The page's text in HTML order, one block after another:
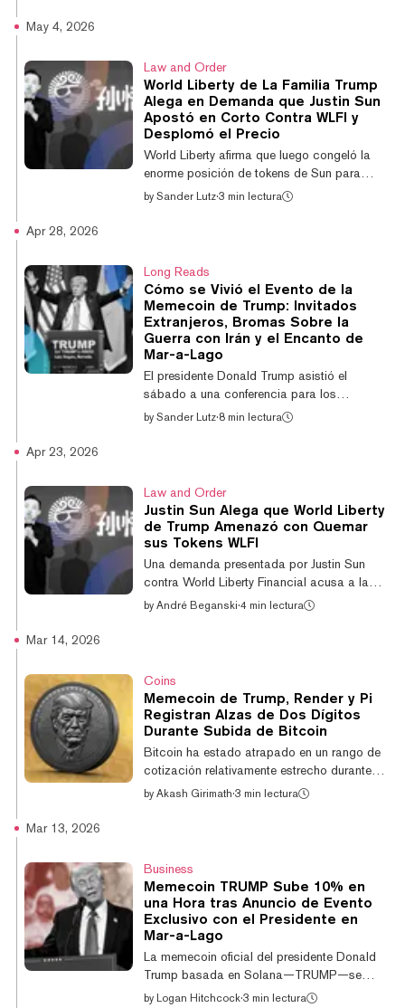
promocionar activos digitales. La prohibición
también abarcaría a las memecoins, de las
que tanto Trump como la primera dama,
Melania Trump, se beneficiaron durante el
último año. Según los reportes, el presidente
May 4, 2026
Law and Order
World Liberty de La Familia Trump
Alega en Demanda que Justin Sun
Apostó en Corto Contra WLFI y
Desplomó el Precio
World Liberty afirma que luego congeló la
enorme posición de tokens de Sun para
"prevenir mayores daños" a la empresa y a
públicas a World Liberty para que
descongelaran sus tokens, argumentando
que no había actuado de forma indebida.
Según la demanda de hoy, Sun comenzó a
amenazar en privado con acciones legales
contra la firma...
by Sander Lutz·3 min lectura
Apr 28, 2026
Long Reads
Cómo se Vivió el Evento de la
Memecoin de Trump: Invitados
Extranjeros, Bromas Sobre la
Guerra con Irán y el Encanto de
Mar-a-Lago
El presidente Donald Trump asistió el
sábado a una conferencia para los
principales tenedores de su memecoin,
cobertura y seguidores del MAGA. El evento,
celebrado en Mar-a-Lago, tuvo lugar
mientras el amplio portafolio cripto de la
familia Trump enfrenta un escrutinio creciente
en el Capitolio, generando divisiones incluso
by Sander Lutz·8 min lectura
Apr 23, 2026
Law and Order
Justin Sun Alega que World Liberty
de Trump Amenazó con Quemar
sus Tokens WLFI
Una demanda presentada por Justin Sun
contra World Liberty Financial acusa a la
empresa respaldada por Trump de intentar
autoridades estadounidenses. Poco después
de que World Liberty bloqueara 4.000
millones de WLFI en septiembre —tokens que
Sun había comprado—, el cofundador
Chase Herro supuestamente instó al
by André Beganski·4 min lectura
Mar 14, 2026
Coins
Memecoin de Trump, Render y Pi
Registran Alzas de Dos Dígitos
Durante Subida de Bitcoin
Bitcoin ha estado atrapado en un rango de
cotización relativamente estrecho durante
semanas. Sin embargo, esto no ha impedido
cotizado entre aproximadamente $73.000 y
$62.000 durante las últimas cinco semanas.
En las últimas 24 horas, Bitcoin mostró una
resiliencia renovada, subiendo casi un 3%
para cotizar a $72.300, según el ag...
by Akash Girimath·3 min lectura
Mar 13, 2026
Business
Memecoin TRUMP Sube 10% en
una Hora tras Anuncio de Evento
Exclusivo con el Presidente en
Mar-a-Lago
La memecoin oficial del presidente Donald
Trump basada en Solana—TRUMP—se
disparó más del 10% en una hora el jueves
by Logan Hitchcock·3 min lectura